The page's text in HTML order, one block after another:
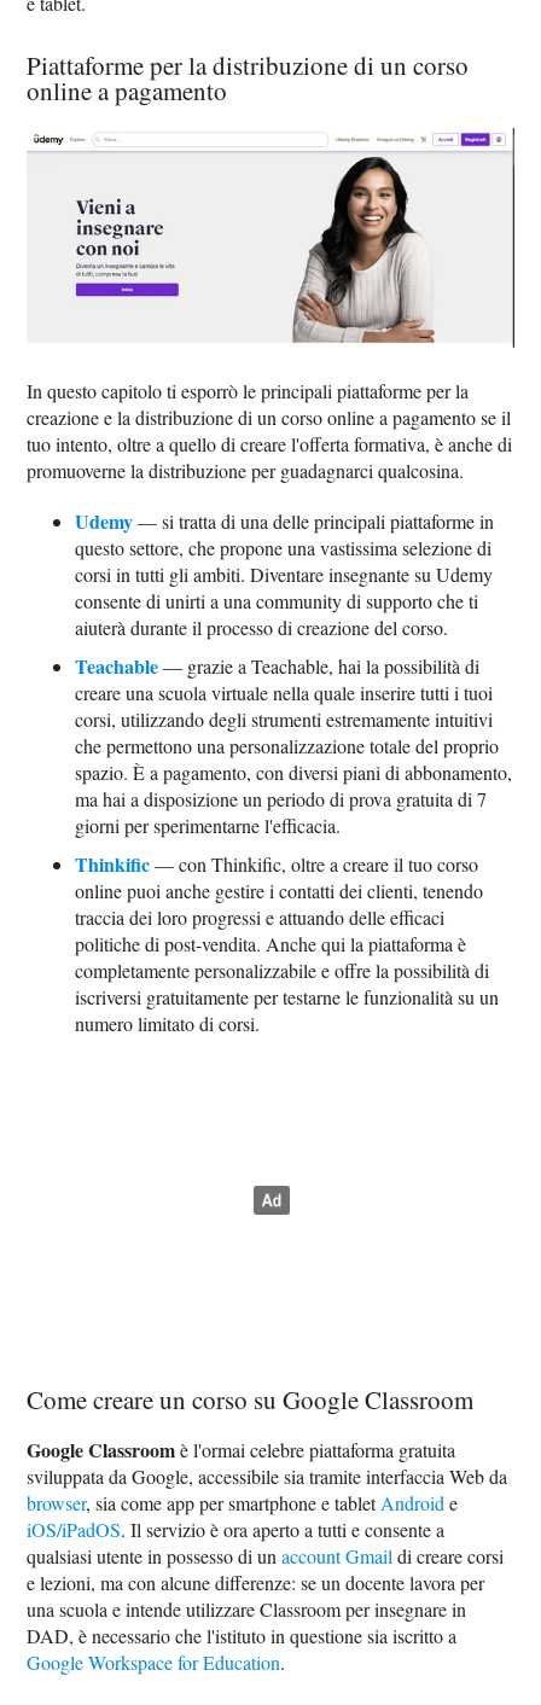
Piattaforme per la distribuzione di un corso
online a pagamento
In questo capitolo ti esporrò le principali piattaforme per la
creazione e la distribuzione di un corso online a pagamento se il
tuo intento, oltre a quello di creare l'offerta formativa, è anche di
promuoverne la distribuzione per guadagnarci qualcosina.
Udemy— si tratta di una delle principali piattaforme in
questo settore, che propone una vastissima selezione di
corsi in tutti gli ambiti. Diventare insegnante su Udemy
consente di unirti a una community di supporto che ti
aiuterà durante il processo di creazione del corso.
Teachable— grazie a Teachable, hai la possibilità di
creare una scuola virtuale nella quale inserire tutti i tuoi
corsi, utilizzando degli strumenti estremamente intuitivi
che permettono una personalizzazione totale del proprio
spazio. È a pagamento, con diversi piani di abbonamento,
ma hai a disposizione un periodo di prova gratuita di 7
giorni per sperimentarne l'efficacia.
Thinkific— con Thinkific, oltre a creare il tuo corso
online puoi anche gestire i contatti dei clienti, tenendo
traccia dei loro progressi e attuando delle efficaci
politiche di post-vendita. Anche qui la piattaforma è
completamente personalizzabile e offre la possibilità di
iscriversi gratuitamente per testarne le funzionalità su un
numero limitato di corsi.
Come creare un corso su Google Classroom
Google Classroomè l'ormai celebre piattaforma gratuita
sviluppata da Google, accessibile sia tramite interfaccia Web da
browser, sia come app per smartphone e tabletAndroid e
iOS/iPadOS. Il servizio è ora aperto a tutti e consente a
qualsiasi utente in possesso di unaccount Gmail di creare corsi
e lezioni, ma con alcune differenze: se un docente lavora per
una scuola e intende utilizzare Classroom per insegnare in
DAD, è necessario che l'istituto in questione sia iscritto a
Google Workspace for Education.